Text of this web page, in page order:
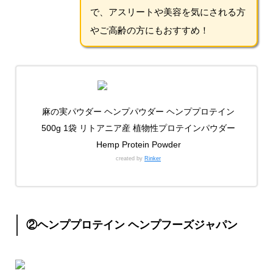
で、アスリートや美容を気にされる方
やご高齢の方にもおすすめ！
麻の実パウダー ヘンプパウダー ヘンププロテイン
500g 1袋 リトアニア産 植物性プロテインパウダー
Hemp Protein Powder
created by Rinker
②ヘンププロテイン ヘンプフーズジャパン